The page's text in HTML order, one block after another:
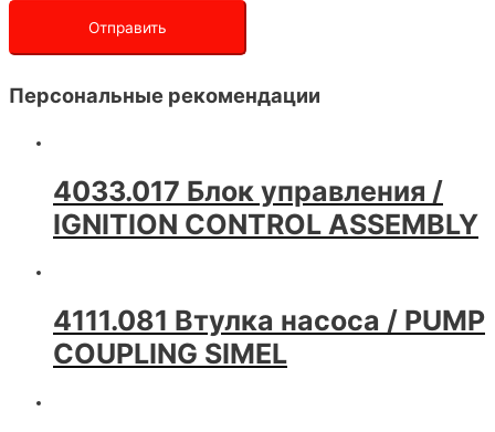
Персональные рекомендации
4033.017 Блок управления /
IGNITION CONTROL ASSEMBLY
4111.081 Втулка насоса / PUMP
COUPLING SIMEL